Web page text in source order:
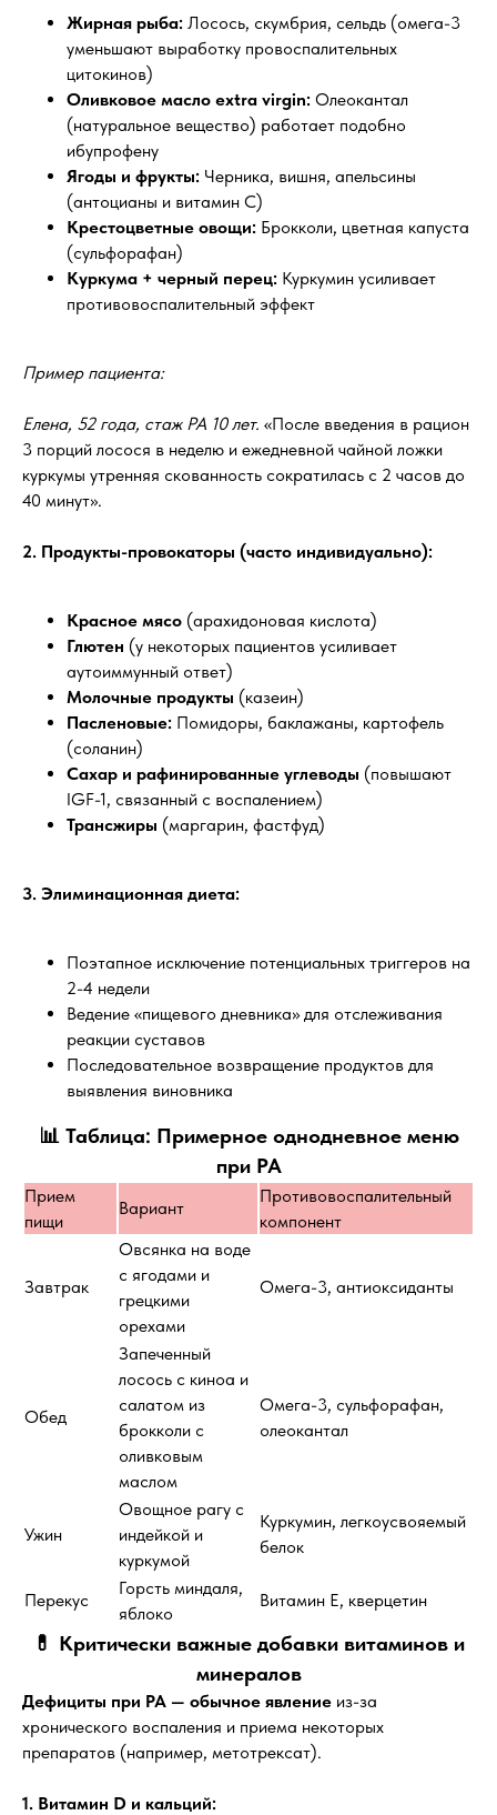
Жирная рыба: Лосось, скумбрия, сельдь (омега-3
уменьшают выработку провоспалительных
цитокинов)
Оливковое масло extra virgin: Олеокантал
(натуральное вещество) работает подобно
ибупрофену
Ягоды и фрукты: Черника, вишня, апельсины
(антоцианы и витамин С)
Крестоцветные овощи: Брокколи, цветная капуста
(сульфорафан)
Куркума + черный перец: Куркумин усиливает
противовоспалительный эффект
Пример пациента:
Елена, 52 года, стаж РА 10 лет. «После введения в рацион
3 порций лосося в неделю и ежедневной чайной ложки
куркумы утренняя скованность сократилась с 2 часов до
40 минут».
2. Продукты-провокаторы (часто индивидуально):
Красное мясо (арахидоновая кислота)
Глютен (у некоторых пациентов усиливает
аутоиммунный ответ)
Молочные продукты (казеин)
Пасленовые: Помидоры, баклажаны, картофель
(соланин)
Сахар и рафинированные углеводы (повышают
IGF-1, связанный с воспалением)
Трансжиры (маргарин, фастфуд)
3. Элиминационная диета:
Поэтапное исключение потенциальных триггеров на
2-4 недели
Ведение «пищевого дневника» для отслеживания
реакции суставов
Последовательное возвращение продуктов для
выявления виновника
📊 Таблица: Примерное однодневное меню
при РА
Прием
пищи
Вариант
Противовоспалительный
компонент
Завтрак
Овсянка на воде
с ягодами и
грецкими
орехами
Омега-3, антиоксиданты
Обед
Запеченный
лосось с киноа и
салатом из
брокколи с
оливковым
маслом
Омега-3, сульфорафан,
олеокантал
Ужин
Овощное рагу с
индейкой и
куркумой
Куркумин, легкоусвояемый
белок
Перекус
Горсть миндаля,
яблоко
Витамин Е, кверцетин
💊 Критически важные добавки витаминов и
минералов
Дефициты при РА — обычное явление из-за
хронического воспаления и приема некоторых
препаратов (например, метотрексат).
1. Витамин D и кальций: